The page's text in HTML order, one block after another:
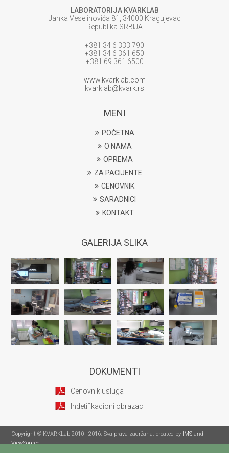
LABORATORIJA KVARKLAB
Janka Veselinovića 81, 34000 Kragujevac
Republika SRBIJA
+381 34 6 333 790
+381 34 6 361 650
+381 69 361 6500
www.kvarklab.com
kvarklab@kvark.rs
MENI
POČETNA
O NAMA
OPREMA
ZA PACIJENTE
CENOVNIK
SARADNICI
KONTAKT
GALERIJA SLIKA
DOKUMENTI
Cenovnik usluga
Indetifikacioni obrazac
Copyright © KVARKLab 2010 - 2016. Sva prava zadržana. created by IMS and
ViewSource